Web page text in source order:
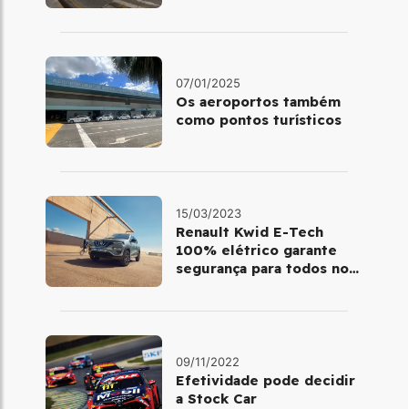
07/01/2025
Os aeroportos também
como pontos turísticos
15/03/2023
Renault Kwid E-Tech
100% elétrico garante
segurança para todos no
09/11/2022
Efetividade pode decidir
a Stock Car